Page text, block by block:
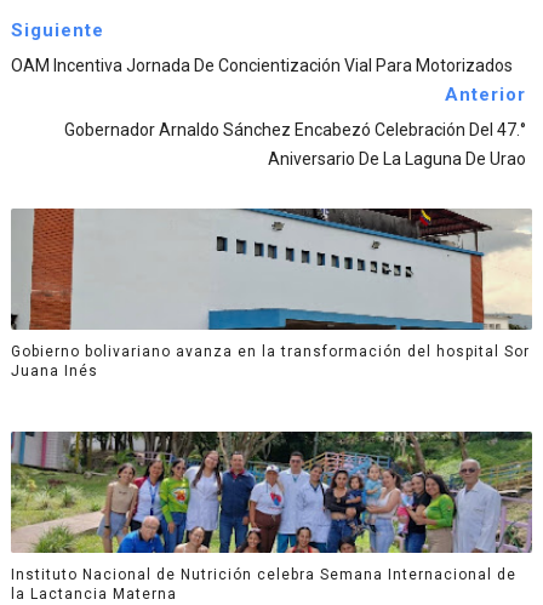
Siguiente
OAM Incentiva Jornada De Concientización Vial Para Motorizados
Anterior
Gobernador Arnaldo Sánchez Encabezó Celebración Del 47.°
Aniversario De La Laguna De Urao
Gobierno bolivariano avanza en la transformación del hospital Sor
Juana Inés
Instituto Nacional de Nutrición celebra Semana Internacional de
la Lactancia Materna